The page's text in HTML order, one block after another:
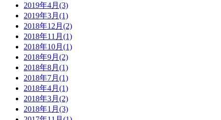
2019年4月(3)
2019年3月(1)
2018年12月(2)
2018年11月(1)
2018年10月(1)
2018年9月(2)
2018年8月(1)
2018年7月(1)
2018年4月(1)
2018年3月(2)
2018年1月(3)